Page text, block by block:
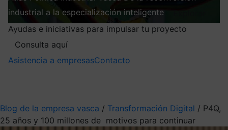
industrial a la especialización inteligente
Ayudas e iniciativas para impulsar tu proyecto
Consulta aquí
Asistencia a empresasContacto
Blog de la empresa vasca / Transformación Digital / P4Q,
25 años y 100 millones de motivos para continuar